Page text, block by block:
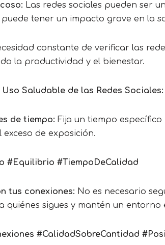
Las redes sociales pueden ser
tener un impacto grave en la
constante de verificar las
la productividad y el bienestar.
Saludable de las Redes Sociales:
de tiempo: Fija un tiempo
exceso de exposición.
#Equilibrio #TiempoDeCalidad
tus conexiones: No es necesario
quiénes sigues y mantén un entorno
#CalidadSobreCantidad